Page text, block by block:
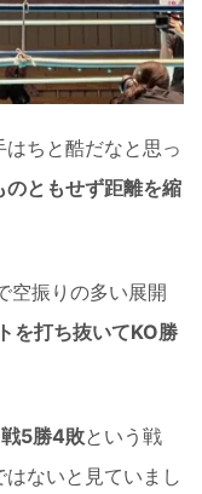
ちと酷だなと思っ
ともせず距離を縮
空振りの多い展開
を打ち抜いてKO勝
5勝4敗という戦
ないと見ていまし